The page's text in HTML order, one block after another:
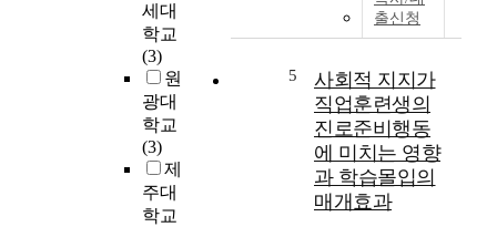
세대
학교
(3)
원
광대
학교
(3)
제
주대
학교
출신청
5
사회적 지지가
직업훈련생의
진로준비행동
에 미치는 영향
과 학습몰입의
매개효과